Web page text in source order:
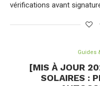
vérifications avant
Guides
[MIS À JOUR
SOLAIRES :